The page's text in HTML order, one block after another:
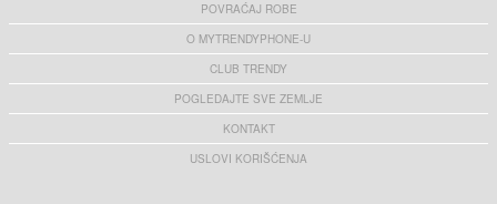
Lenovo Legion Y700 (2025) Full Cover
Zaštitno Kaljeno Staklo - 9H, 0.3mm -
OnePlus 13 TPU Maska Otporna na Udarce -
Providna
POVRAĆAJ ROBE
O MYTRENDYPHONE-U
CLUB TRENDY
POGLEDAJTE SVE ZEMLJE
KONTAKT
USLOVI KORIŠĆENJA